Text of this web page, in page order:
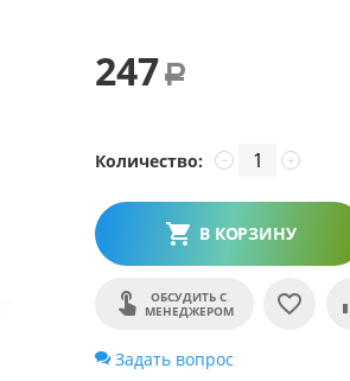
247 Р
Количество: +
−
В КОРЗИНУ
ОБСУДИТЬ С
МЕНЕДЖЕРОМ
Задать вопрос